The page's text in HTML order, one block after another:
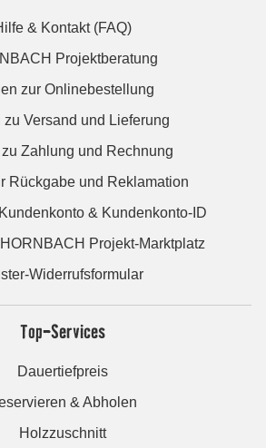
& Kontakt (FAQ)
Projektberatung
zur Onlinebestellung
zu Versand und Lieferung
Zahlung und Rechnung
Rückgabe und Reklamation
& Kundenkonto-ID
Projekt-Marktplatz
Widerrufsformular
Top-Services
Dauertiefpreis
& Abholen
Holzzuschnitt